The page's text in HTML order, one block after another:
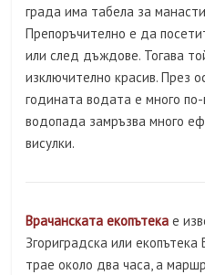
града има табела за
Препоръчително е да
или след дъждове. Тогава
изключително красив. През
годината водата е много
водопада замръзва много
висулки.
Врачанската екопътека е
Згориградска или
трае около два часа, а